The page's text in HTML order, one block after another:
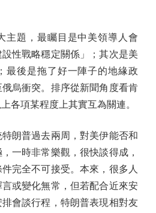
題，最矚目是中美領導人會
性戰略穩定關係」；其次是美
最後是拖了好一陣子的地緣政
烏衝突。排序從新聞角度看肯
各項某程度上其實互為關連。
普過去兩周，對美伊能否和
一時非常樂觀，很快談得成，
完全不可接受。本來，很多人
或變化無常，但若配合近來安
會談行程，特朗普表現相對友